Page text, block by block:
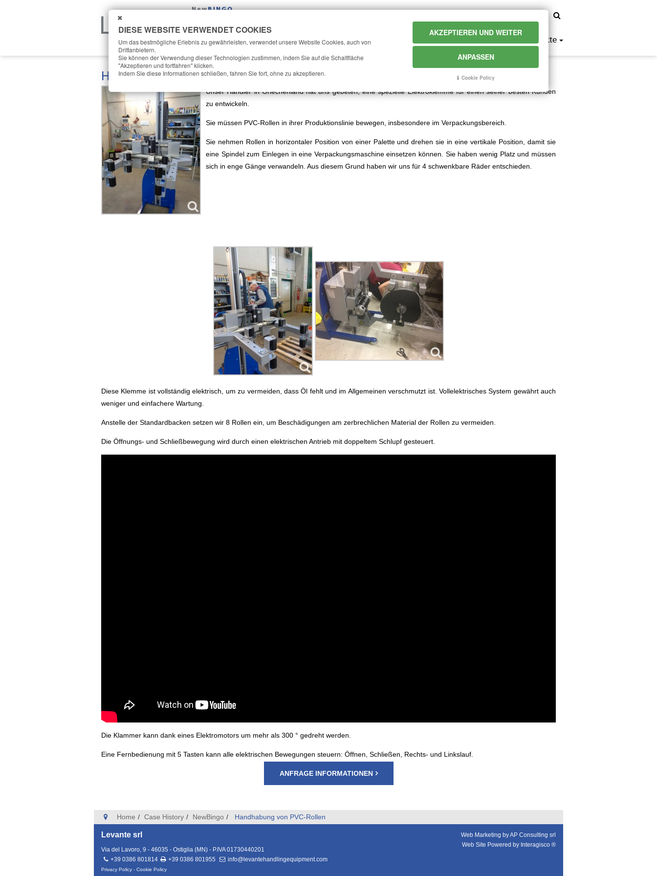
home firma katalog werkzeuge kontakte
Handhabung von PVC-Rollen
Unser Händler in Griechenland hat uns gebeten, eine spezielle Elektroklemme für einen seiner besten Kunden
zu entwickeln.
Sie müssen PVC-Rollen in ihrer Produktionslinie bewegen, insbesondere im Verpackungsbereich.
Sie nehmen Rollen in horizontaler Position von einer Palette und drehen sie in eine vertikale Position, damit sie
eine Spindel zum Einlegen in eine Verpackungsmaschine einsetzen können. Sie haben wenig Platz und müssen
sich in enge Gänge verwandeln. Aus diesem Grund haben wir uns für 4 schwenkbare Räder entschieden.
Diese Klemme ist vollständig elektrisch, um zu vermeiden, dass Öl fehlt und im Allgemeinen verschmutzt ist. Vollelektrisches System gewährt auch
weniger und einfachere Wartung.
Anstelle der Standardbacken setzen wir 8 Rollen ein, um Beschädigungen am zerbrechlichen Material der Rollen zu vermeiden.
Die Öffnungs- und Schließbewegung wird durch einen elektrischen Antrieb mit doppeltem Schlupf gesteuert.
Die Klammer kann dank eines Elektromotors um mehr als 300 ° gedreht werden.
Eine Fernbedienung mit 5 Tasten kann alle elektrischen Bewegungen steuern: Öffnen, Schließen, Rechts- und Linkslauf.
ANFRAGE INFORMATIONEN
Home Case History NewBingo Handhabung von PVC-Rollen
Levante srl
Via del Lavoro, 9 - 46035 - Ostiglia (MN) - P.IVA01730440201
+39 0386 801814
+39 0386 801955 info@levantehandlingequipment.com
Privacy Policy - Cookie Policy
Web Marketing by AP Consulting srl
Web Site Powered by Interagisco ®
DIESE WEBSITE VERWENDET COOKIES
Um das bestmögliche Erlebnis zu gewährleisten, verwendet unsere Website Cookies, auch von
Drittanbietern.
Sie können der Verwendung dieser Technologien zustimmen, indem Sie auf die Schaltfläche
"Akzeptieren und fortfahren" klicken.
Indem Sie diese Informationen schließen, fahren Sie fort, ohne zu akzeptieren.
AKZEPTIEREN UND WEITER
ANPASSEN
Cookie Policy